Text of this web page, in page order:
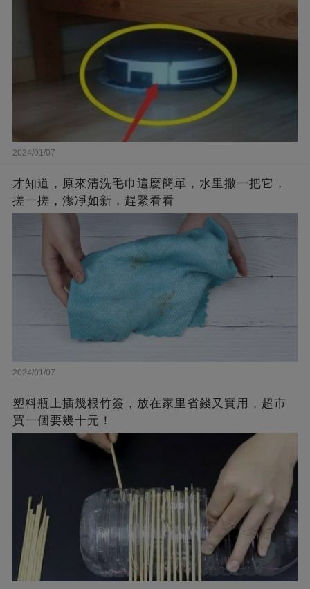
2024/01/07
才知道，原來清洗毛巾這麼簡單，水里撒一把它，
搓一搓，潔凈如新，趕緊看看
2024/01/07
塑料瓶上插幾根竹簽，放在家里省錢又實用，超市
買一個要幾十元！